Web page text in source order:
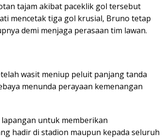
tajam akibat paceklik gol tersebut
mencetak tiga gol krusial, Bruno tetap
demi menjaga perasaan tim lawan.
wasit meniup peluit panjang tanda
menunda perayaan kemenangan
untuk memberikan
hadir di stadion maupun kepada seluruh